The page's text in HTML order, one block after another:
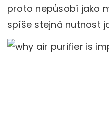
proto nepůsobí jako
spíše stejná nutnost